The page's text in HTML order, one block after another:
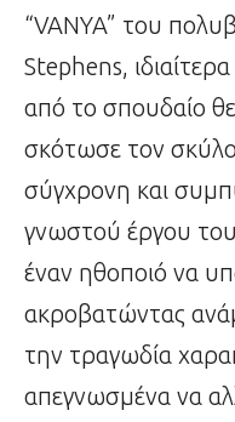
“VANYA” του
Stephens,
από το σπουδαίο
σκότωσε τον
σύγχρονη και
γνωστού έργου
έναν ηθοποιό να
ακροβατώντας
την τραγωδία
απεγνωσμένα να